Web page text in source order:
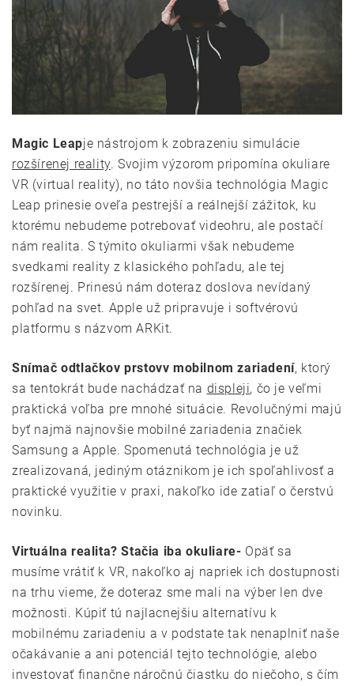
Magic Leapje nástrojom k zobrazeniu simulácie
rozšírenej reality. Svojim výzorom pripomína okuliare
VR (virtual reality), no táto novšia technológia Magic
Leap prinesie oveľa pestrejší a reálnejší zážitok, ku
ktorému nebudeme potrebovať videohru, ale postačí
nám realita. S týmito okuliarmi však nebudeme
svedkami reality z klasického pohľadu, ale tej
rozšírenej. Prinesú nám doteraz doslova nevídaný
pohľad na svet. Apple už pripravuje i softvérovú
platformu s názvom ARKit.
Snímač odtlačkov prstovv mobilnom zariadení, ktorý
sa tentokrát bude nachádzať na displeji, čo je veľmi
praktická voľba pre mnohé situácie. Revolučnými majú
byť najmä najnovšie mobilné zariadenia značiek
Samsung a Apple. Spomenutá technológia je už
zrealizovaná, jediným otáznikom je ich spoľahlivosť a
praktické využitie v praxi, nakoľko ide zatiaľ o čerstvú
novinku.
Virtuálna realita? Stačia iba okuliare- Opäť sa
musíme vrátiť k VR, nakoľko aj napriek ich dostupnosti
na trhu vieme, že doteraz sme mali na výber len dve
možnosti. Kúpiť tú najlacnejšiu alternatívu k
mobilnému zariadeniu a v podstate tak nenaplniť naše
očakávanie a ani potenciál tejto technológie, alebo
investovať finančne náročnú čiastku do niečoho, s čím